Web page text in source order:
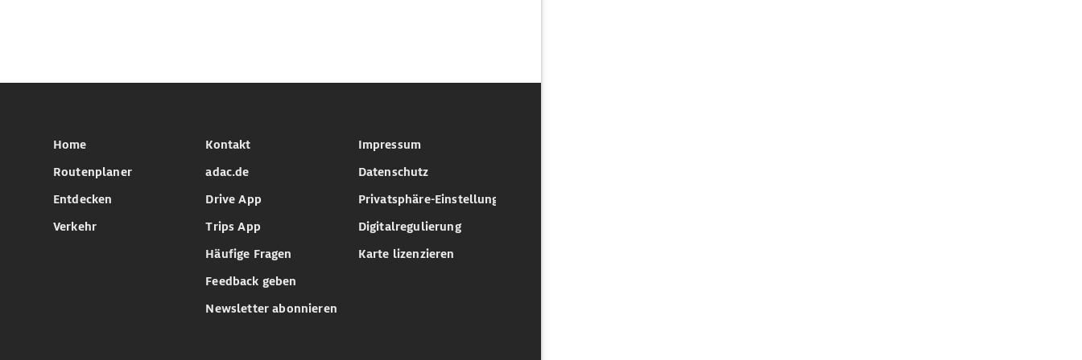
Home
Routenplaner
Entdecken
Verkehr
Kontakt
adac.de
Drive App
Trips App
Häufige Fragen
Feedback geben
Newsletter abonnieren
Impressum
Datenschutz
Privatsphäre-Einstellungen
Digitalregulierung
Karte lizenzieren